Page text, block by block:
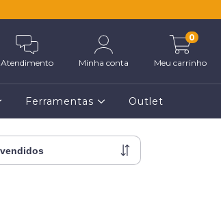
Atendimento Minha conta Meu carrinho
0
Ferramentas Outlet